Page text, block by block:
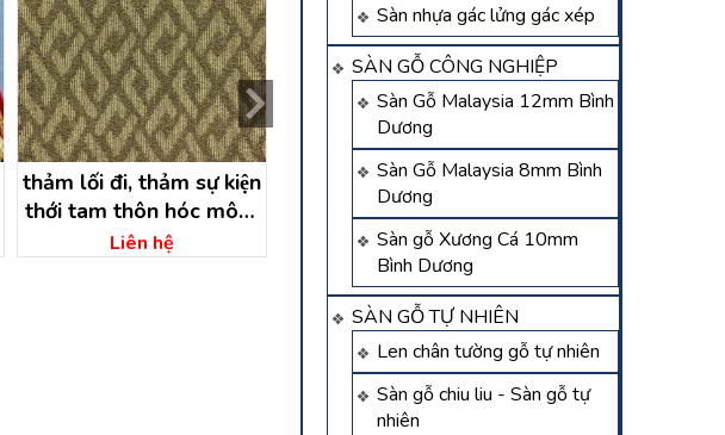
Sàn nhựa gác lửng gác xép
SÀN GỖ CÔNG NGHIỆP
Sàn Gỗ Malaysia 12mm Bình
Dương
Sàn Gỗ Malaysia 8mm Bình
Dương
Sàn gỗ Xương Cá 10mm
Bình Dương
SÀN GỖ TỰ NHIÊN
Len chân tường gỗ tự nhiên
Sàn gỗ chiu liu - Sàn gỗ tự
nhiên
thảm lối đi, thảm sự kiện
thới tam thôn hóc môn-
hồ chí minh
Liên hệ
thảm lối đi, thảm sự kiện
tân xuân hóc môn – hồ
chí minh
Liên hệ
Thảm nhựa lối
nước, chống